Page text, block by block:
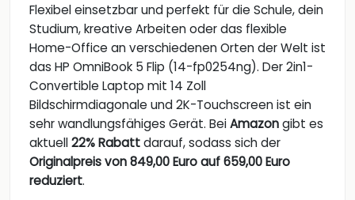
Flexibel einsetzbar und perfekt für die Schule, dein
Studium, kreative Arbeiten oder das flexible
Home-Office an verschiedenen Orten der Welt ist
das HP OmniBook 5 Flip (14-fp0254ng). Der 2in1-
Convertible Laptop mit 14 Zoll
Bildschirmdiagonale und 2K-Touchscreen ist ein
sehr wandlungsfähiges Gerät. BeiAmazongibt es
aktuell22% Rabattdarauf, sodass sich der
Originalpreis von 849,00 Euro auf 659,00 Euro
reduziert.